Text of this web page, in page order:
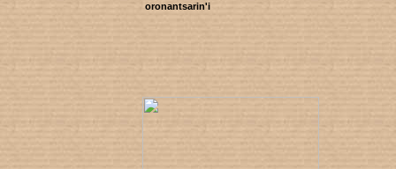
oronantsarin'i